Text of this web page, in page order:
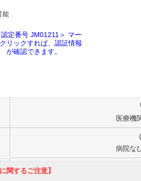
能
医療機
病院な
関するご注意】